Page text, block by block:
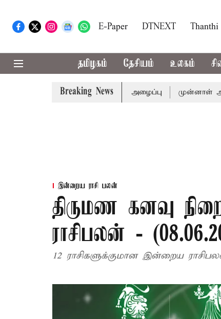
E-Paper DTNEXT
தமிழகம் தேசியம் உலகம்
Breaking News
முதல்-அமைச்சர் விஜய் அழைப்பு முன்னாள் அமைச்சர்
இன்றைய ராசி பலன்
திருமண கனவு
ராசிபலன் -
12 ராசிகளுக்குமான இன்றைய